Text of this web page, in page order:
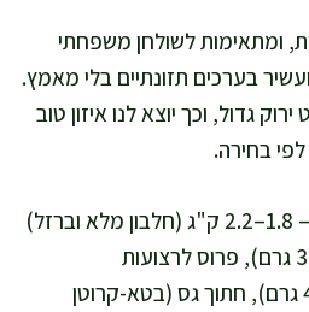
מספיקות ל-6 מנות, ומתאימות לשולחן משפחתי
בערכים תזונתיים בלי מאמץ.
גדול, וכך יוצא לנו איזון טוב
בחירה.
גזר – 4 יחידות (כ-400 גרם), חתוך גס (בטא-קרוטן